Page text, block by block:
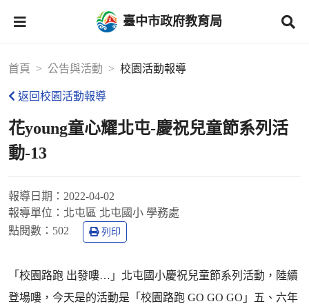
臺中市政府教育局
首頁 公告與活動 校園活動報導
返回校園活動報導
花young童心耀北屯-慶祝兒童節系列活
動-13
報導日期： 2022-04-02
報導單位： 北屯區 北屯國小 學務處
點閱數： 502 列印
「校園路跑 出發嘍…」北屯國小慶祝兒童節系列活動，陸續
登場嘍，今天是的活動是「校園路跑 GO GO GO」五、六年